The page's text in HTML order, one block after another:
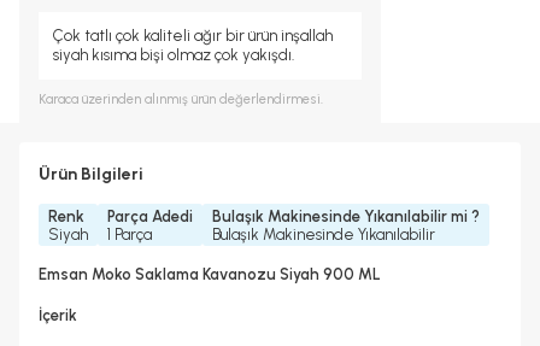
Çok tatlı çok kaliteli ağır bir ürün inşallah
siyah kısıma bişi olmaz çok yakışdı.
Karaca üzerinden alınmış ürün değerlendirmesi.
Ürün Bilgileri
Renk
Siyah
Parça Adedi
1 Parça
Bulaşık Makinesinde Yıkanılabilir mi ?
Bulaşık Makinesinde Yıkanılabilir
Emsan Moko Saklama Kavanozu Siyah 900 ML
İçerik